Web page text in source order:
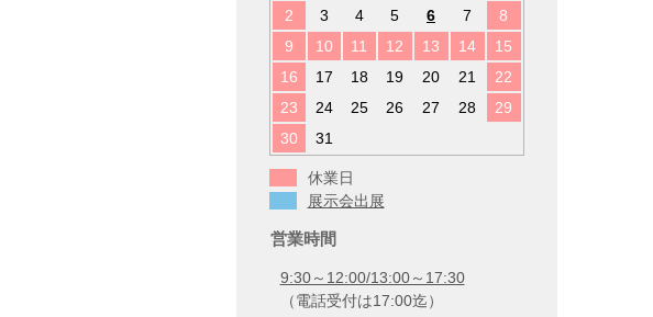
2
3 4 5 6 7
8
9
10 11 12 13 14
15
16
17 18 19 20 21
22
23
24 25 26 27 28
29
30
31
休業日
展示会出展
営業時間
9:30～12:00/13:00～17:30
（電話受付は17:00迄）